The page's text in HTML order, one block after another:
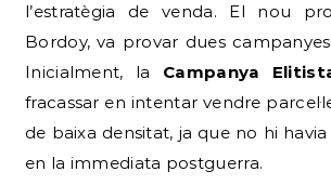
l’estratègia de venda. El nou
Bordoy, va provar dues
Inicialment, la Campanya
fracassar en intentar vendre
de baixa densitat, ja que no hi
en la immediata postguerra.